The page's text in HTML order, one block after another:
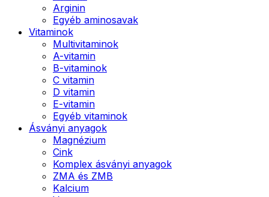
Arginin
Egyéb aminosavak
Vitaminok
Multivitaminok
A-vitamin
B-vitaminok
C vitamin
D vitamin
E-vitamin
Egyéb vitaminok
Ásványi anyagok
Magnézium
Cink
Komplex ásványi anyagok
ZMA és ZMB
Kalcium